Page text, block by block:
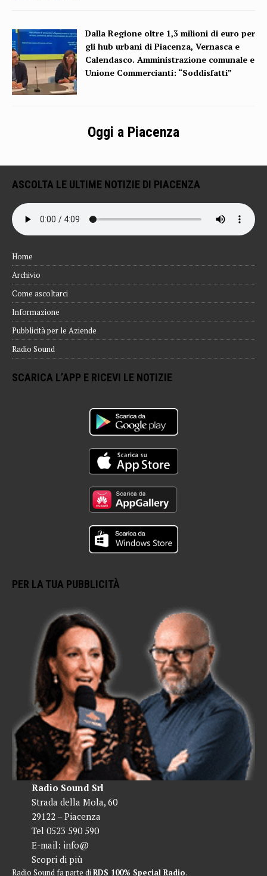
Dalla Regione oltre 1,3 milioni di euro per
gli hub urbani di Piacenza, Vernasca e
Calendasco. Amministrazione comunale e
Unione Commercianti: “Soddisfatti”
Oggi a Piacenza
ASCOLTA LE ULTIME NOTIZIE DI PIACENZA
Home
Archivio
Come ascoltarci
Informazione
Pubblicità per le Aziende
Radio Sound
SCARICA L’APP E RICEVI LE NOTIZIE
PER LA TUA PUBBLICITÀ
Radio Sound Srl
Strada della Mola, 60
29122 – Piacenza
Tel 0523 590 590
E-mail: info@
Scopri di più
Radio Sound fa parte diRDS 100% Special Radio.